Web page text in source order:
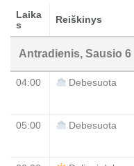
Laika
s
Reiškinys
Antradienis, Sausio 6
04:00 Debesuota
05:00 Debesuota